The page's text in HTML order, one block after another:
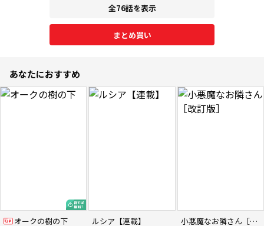
全76話を表示
まとめ買い
あなたにおすすめ
オークの樹の下 ルシア【連載】 小悪魔なお隣さん［改訂版］